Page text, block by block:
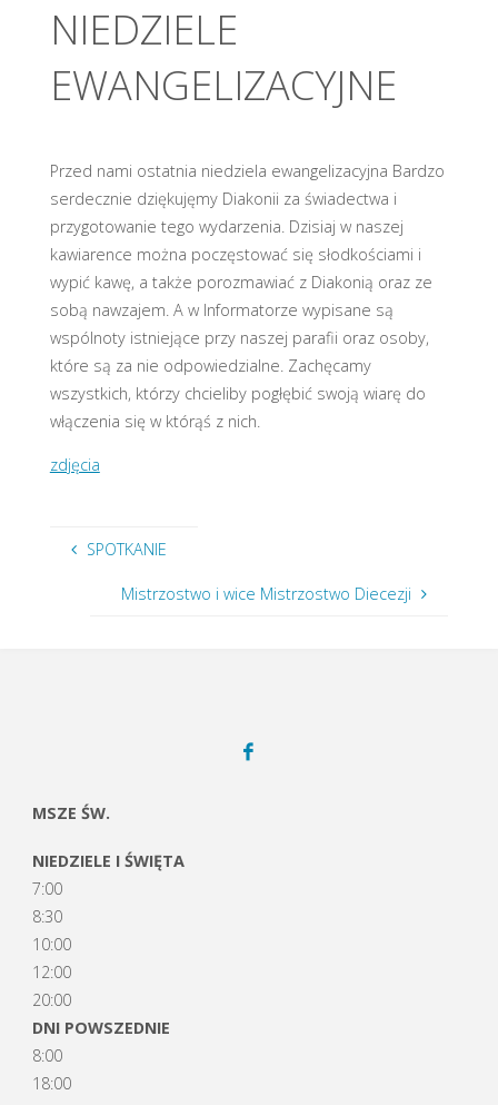
NIEDZIELE
EWANGELIZACYJNE
Przed nami ostatnia niedziela ewangelizacyjna Bardzo
serdecznie dziękujęmy Diakonii za świadectwa i
przygotowanie tego wydarzenia. Dzisiaj w naszej
kawiarence można poczęstować się słodkościami i
wypić kawę, a także porozmawiać z Diakonią oraz ze
sobą nawzajem. A w Informatorze wypisane są
wspólnoty istniejące przy naszej parafii oraz osoby,
które są za nie odpowiedzialne. Zachęcamy
wszystkich, którzy chcieliby pogłębić swoją wiarę do
włączenia się w którąś z nich.
zdjęcia
SPOTKANIE
Mistrzostwo i wice Mistrzostwo Diecezji
MSZE ŚW.
NIEDZIELE I ŚWIĘTA
7:00
8:30
10:00
12:00
20:00
DNI POWSZEDNIE
8:00
18:00